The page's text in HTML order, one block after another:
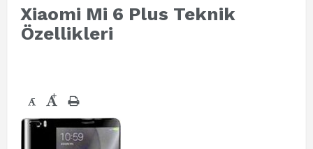
Xiaomi Mi 6 Plus Teknik
Özellikleri
- +